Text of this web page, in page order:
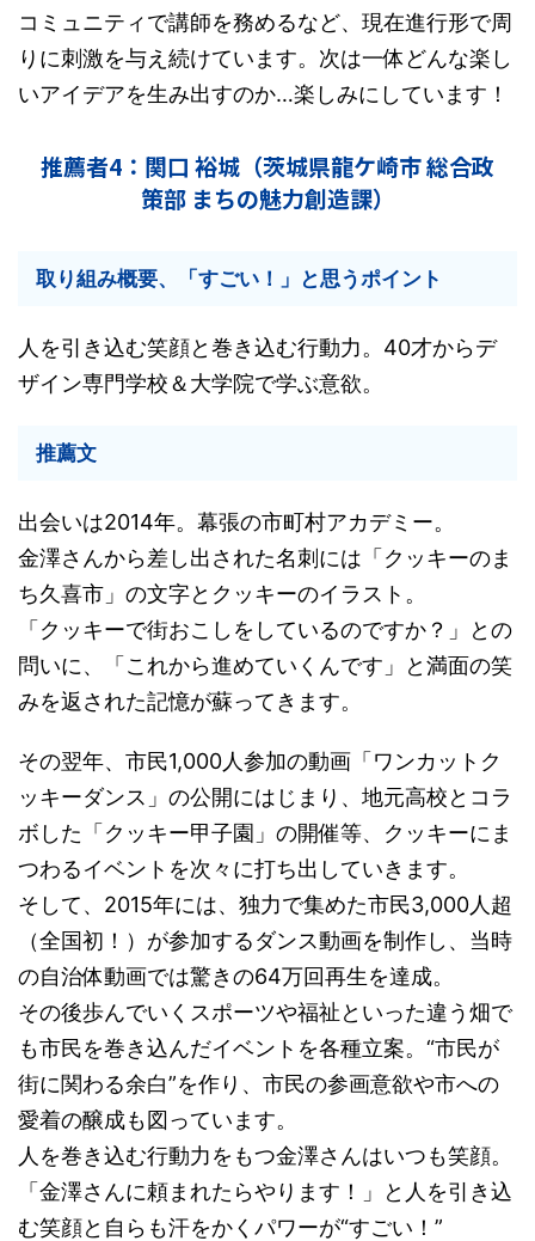
コミュニティで講師を務めるなど、現在進行形で周
りに刺激を与え続けています。次は一体どんな楽し
いアイデアを生み出すのか…楽しみにしています！
推薦者4：関口 裕城（茨城県龍ケ崎市 総合政
策部 まちの魅力創造課）
取り組み概要、「すごい！」と思うポイント
人を引き込む笑顔と巻き込む行動力。40才からデ
ザイン専門学校＆大学院で学ぶ意欲。
推薦文
出会いは2014年。幕張の市町村アカデミー。
金澤さんから差し出された名刺には「クッキーのま
ち久喜市」の文字とクッキーのイラスト。
「クッキーで街おこしをしているのですか？」との
問いに、「これから進めていくんです」と満面の笑
みを返された記憶が蘇ってきます。
その翌年、市民1,000人参加の動画「ワンカットク
ッキーダンス」の公開にはじまり、地元高校とコラ
ボした「クッキー甲子園」の開催等、クッキーにま
つわるイベントを次々に打ち出していきます。
そして、2015年には、独力で集めた市民3,000人超
（全国初！）が参加するダンス動画を制作し、当時
の自治体動画では驚きの64万回再生を達成。
その後歩んでいくスポーツや福祉といった違う畑で
も市民を巻き込んだイベントを各種立案。“市民が
街に関わる余白”を作り、市民の参画意欲や市への
愛着の醸成も図っています。
人を巻き込む行動力をもつ金澤さんはいつも笑顔。
「金澤さんに頼まれたらやります！」と人を引き込
む笑顔と自らも汗をかくパワーが“すごい！”